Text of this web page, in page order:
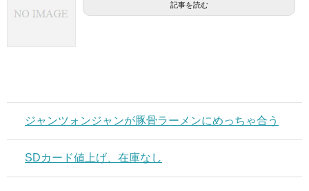
記事を読む
ジャンツォンジャンが豚骨ラーメンにめっちゃ合う
SDカード値上げ、在庫なし